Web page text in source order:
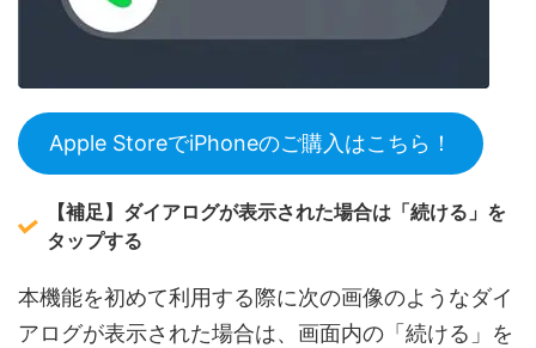
Apple StoreでiPhoneのご購入はこちら！
【補足】ダイアログが表示された場合は「続ける」を
タップする
本機能を初めて利用する際に次の画像のようなダイ
アログが表示された場合は、画面内の「続ける」を